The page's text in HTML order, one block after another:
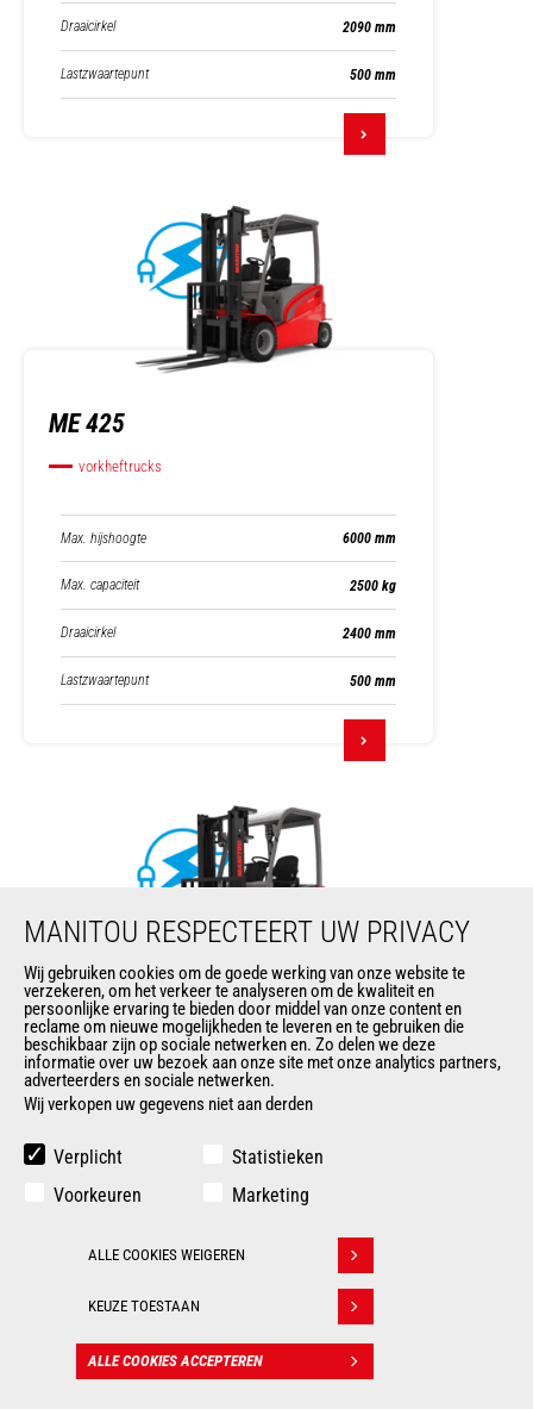
Draaicirkel 2090 mm
Lastzwaartepunt 500 mm
ME 425
vorkheftrucks
Max. hijshoogte 6000 mm
Max. capaciteit 2500 kg
Draaicirkel 2400 mm
Lastzwaartepunt 500 mm
ME 425C
vorkheftrucks
Max. capaciteit
2090 mm
500 mm
CONTACT
MANITOU RESPECTEERT UW PRIVACY
Wij gebruiken cookies om de goede werking van onze website te
verzekeren, om het verkeer te analyseren om de kwaliteit en
persoonlijke ervaring te bieden door middel van onze content en
reclame om nieuwe mogelijkheden te leveren en te gebruiken die
beschikbaar zijn op sociale netwerken en. Zo delen we deze
informatie over uw bezoek aan onze site met onze analytics partners,
adverteerders en sociale netwerken.
Wij verkopen uw gegevens niet aan derden
Verplicht
Statistieken
Voorkeuren
Marketing
ALLE COOKIES WEIGEREN
KEUZE TOESTAAN
ALLE COOKIES ACCEPTEREN